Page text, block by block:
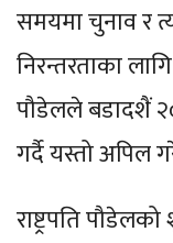
समयमा चुनाव र
निरन्तरताका
पौडेलले बडादशैं
गर्दै यस्तो अपिल
राष्ट्रपति